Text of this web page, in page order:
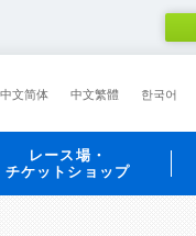
中文简体 中文繁體 한국어
レース場・
チケットショップ